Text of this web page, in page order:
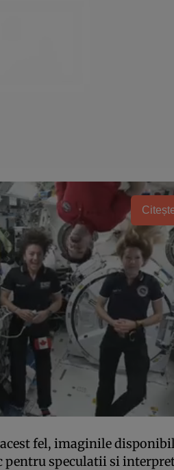
fel, imaginile
pentru speculatii si